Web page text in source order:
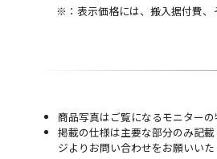
※：表示価格には、搬入据付費、
商品写真はご覧になるモニター
掲載の仕様は主要な部分のみ記
ジよりお問い合わせをお願いいた